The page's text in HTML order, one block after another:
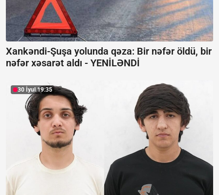
Xankəndi-Şuşa yolunda qəza: Bir nəfər öldü, bir
nəfər xəsarət aldı - YENİLƏNDİ
30 İyul 19:35